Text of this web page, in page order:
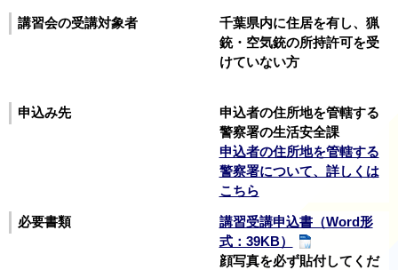
講習会の受講対象者
千葉県内に住居を有し、猟
銃・空気銃の所持許可を受
けていない方
申込み先
申込者の住所地を管轄する
警察署の生活安全課
申込者の住所地を管轄する
警察署について、詳しくは
こちら
必要書類
講習受講申込書（Word形
式：39KB）
顔写真を必ず貼付してくだ